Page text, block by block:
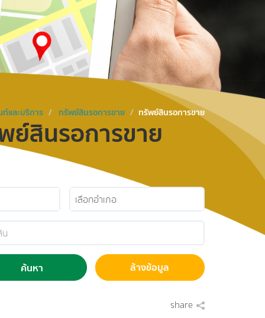
ละบริการ ทรัพย์สินรอการขาย ทรัพย์สินรอการขาย
ย์สินรอการขาย
เลือกอำเภอ
ค้นหา ล้างข้อมูล
share